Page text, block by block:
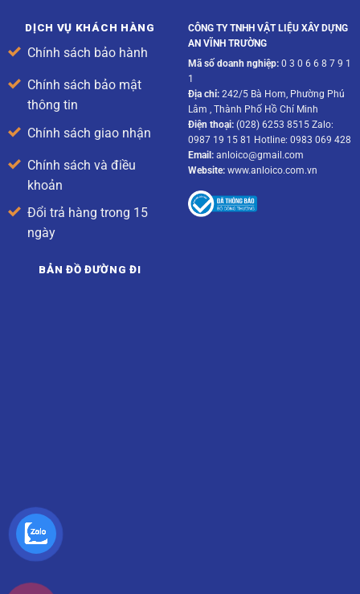
DỊCH VỤ KHÁCH HÀNG
Chính sách bảo hành
Chính sách bảo mật
thông tin
Chính sách giao nhận
Chính sách và điều
khoản
Đổi trả hàng trong 15
ngày
CÔNG TY TNHH VẬT LIỆU XÂY DỰNG
AN VĨNH TRƯỜNG
Mã số doanh nghiệp:0 3 0 6 6 8 7 9 1
1
Địa chỉ:242/5 Bà Hom, Phường Phú
Lâm , Thành Phố Hồ Chí Minh
Điện thoại:(028) 6253 8515 Zalo:
0987 19 15 81 Hotline: 0983 069 428
Email:anloico@gmail.com
Website:www.anloico.com.vn
BẢN ĐỒ ĐƯỜNG ĐI